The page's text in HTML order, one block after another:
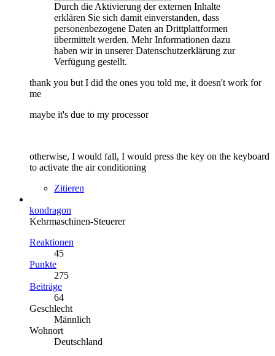
Durch die Aktivierung der externen Inhalte
erklären Sie sich damit einverstanden, dass
personenbezogene Daten an Drittplattformen
übermittelt werden. Mehr Informationen dazu
haben wir in unserer Datenschutzerklärung zur
Verfügung gestellt.
thank you but I did the ones you told me, it doesn't work for
me
maybe it's due to my processor
otherwise, I would fall, I would press the key on the keyboard
to activate the air conditioning
Zitieren
kondragon
Kehrmaschinen-Steuerer
Reaktionen
45
Punkte
275
Beiträge
64
Geschlecht
Männlich
Wohnort
Deutschland